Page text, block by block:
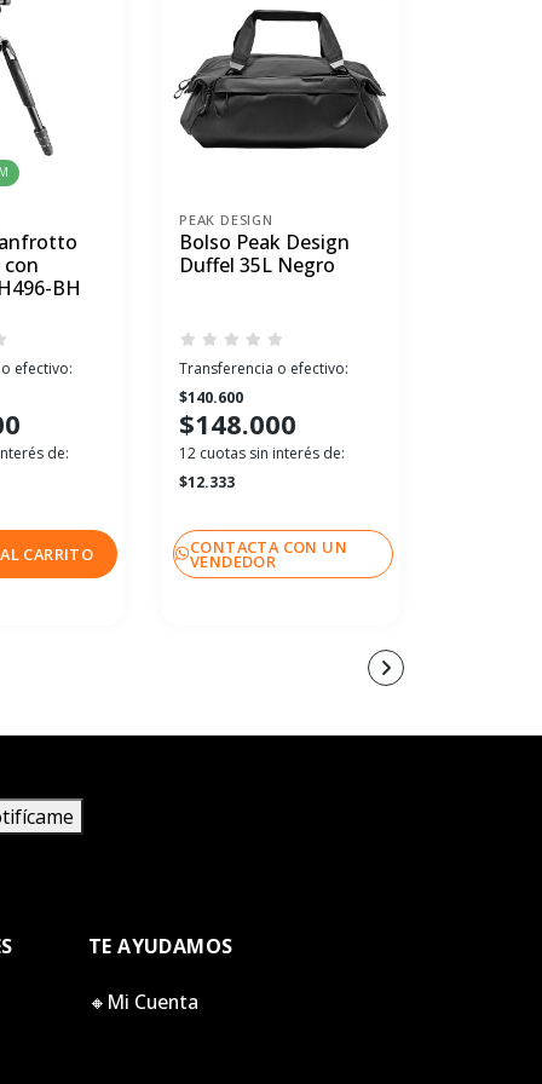
con
BH
efectivo:
de:
CARRITO
PEAK DESIGN
Bolso Peak Design
Duffel 35L Negro
Transferencia o efectivo:
$140.600
$148.000
12 cuotas sin interés de:
$12.333
CONTACTA CON UN
VENDEDOR
TE AYUDAMOS
🔸Mi Cuenta